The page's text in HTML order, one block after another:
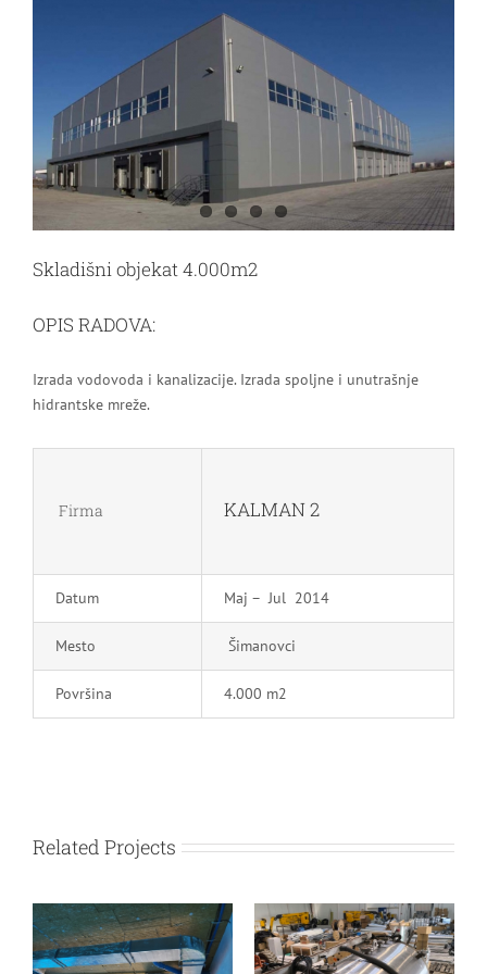
Skladišni objekat 4.000m2
OPIS RADOVA:
Izrada vodovoda i kanalizacije. Izrada spoljne i unutrašnje
hidrantske mreže.
Firma KALMAN 2
Datum Maj – Jul 2014
Mesto Šimanovci
Površina 4.000 m2
Related Projects